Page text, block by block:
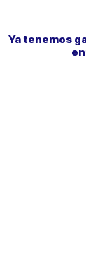
Ya tenemos